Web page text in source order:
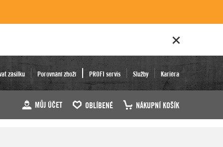
zásilku Porovnání zboží PROFI servis Služby Kariéra
MŮJ ÚČET OBLÍBENÉ NÁKUPNÍ KOŠÍK